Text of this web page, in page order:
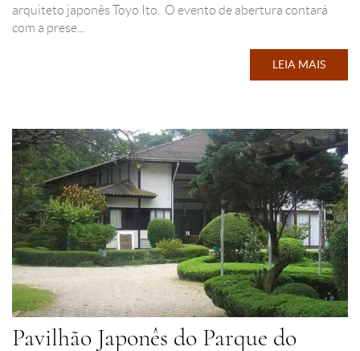
arquiteto japonês Toyo Ito. O evento de abertura contará
com a prese...
LEIA MAIS
Pavilhão Japonês do Parque do